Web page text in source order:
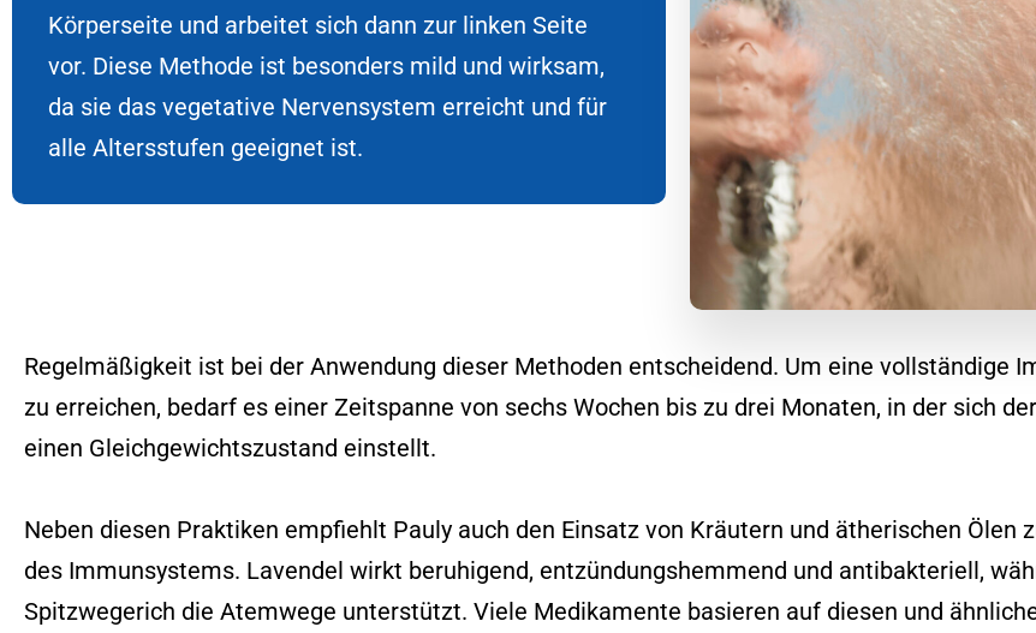
Körperseite und arbeitet sich dann zur linken Seite
vor. Diese Methode ist besonders mild und wirksam,
da sie das vegetative Nervensystem erreicht und für
alle Altersstufen geeignet ist.
Regelmäßigkeit ist bei der Anwendung dieser Methoden entscheidend. Um eine vollständige
zu erreichen, bedarf es einer Zeitspanne von sechs Wochen bis zu drei Monaten, in der sich
einen Gleichgewichtszustand einstellt.
Neben diesen Praktiken empfiehlt Pauly auch den Einsatz von Kräutern und ätherischen Ölen
des Immunsystems. Lavendel wirkt beruhigend, entzündungshemmend und antibakteriell,
Spitzwegerich die Atemwege unterstützt. Viele Medikamente basieren auf diesen und